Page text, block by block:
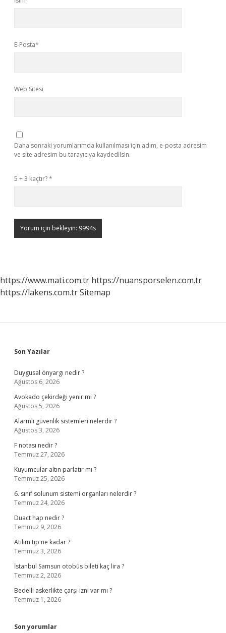
E-Posta*
Web Sitesi
Daha sonraki yorumlarımda kullanılması için adım, e-posta adresim
ve site adresim bu tarayıcıya kaydedilsin.
5 + 3 kaçtır?*
https://www.mati.com.tr https://nuansporselen.com.tr
https://lakens.com.trSitemap
Sidebar
Son Yazılar
Duygusal önyargı nedir ?
Ağustos 6, 2026
Avokado çekirdeği yenir mi ?
Ağustos 5, 2026
Alarmlı güvenlik sistemleri nelerdir ?
Ağustos 3, 2026
F notası nedir ?
Temmuz 27, 2026
Kuyumcular altın parlatır mı ?
Temmuz 25, 2026
6. sınıf solunum sistemi organları nelerdir ?
Temmuz 24, 2026
Duact hap nedir ?
Temmuz 9, 2026
Atılım tıp ne kadar ?
Temmuz 3, 2026
İstanbul Samsun otobüs bileti kaç lira ?
Temmuz 2, 2026
Bedelli askerlikte çarşı izni var mı ?
Temmuz 1, 2026
Son yorumlar